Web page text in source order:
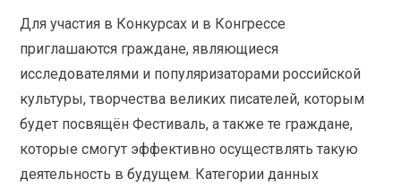
Для участия в Конкурсах и в Конгрессе
приглашаются граждане, являющиеся
исследователями и популяризаторами российской
культуры, творчества великих писателей, которым
будет посвящён Фестиваль, а также те граждане,
которые смогут эффективно осуществлять такую
деятельность в будущем. Категории данных